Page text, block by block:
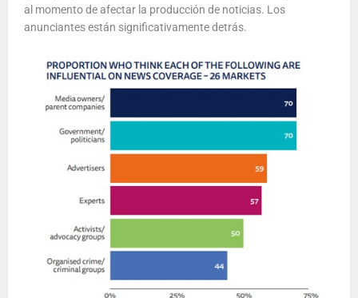
al momento de afectar la producción de noticias. Los
anunciantes están significativamente detrás.